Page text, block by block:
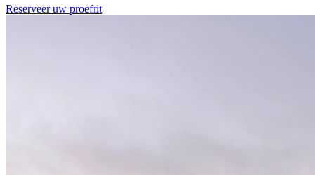
Reserveer uw proefrit